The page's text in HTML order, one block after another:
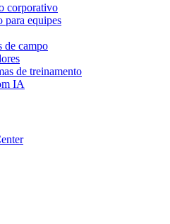
corporativo
para equipes
de campo
de treinamento
IA